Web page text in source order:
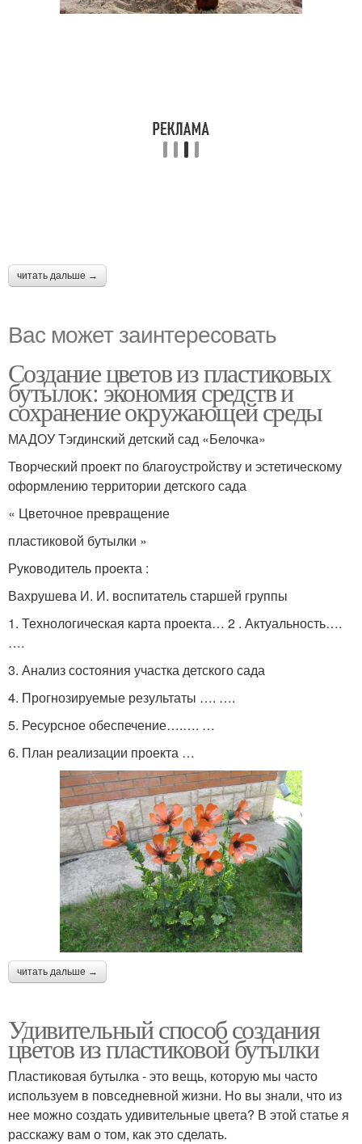
читать дальше →
Вас может заинтересовать
Создание цветов из пластиковых
бутылок: экономия средств и
сохранение окружающей среды
МАДОУ Тэгдинский детский сад «Белочка»
Творческий проект по благоустройству и эстетическому
оформлению территории детского сада
« Цветочное превращение
пластиковой бутылки »
Руководитель проекта :
Вахрушева И. И. воспитатель старшей группы
1. Технологическая карта проекта… 2 . Актуальность….
….
3. Анализ состояния участка детского сада
4. Прогнозируемые результаты …. ….
5. Ресурсное обеспечение….…. …
6. План реализации проекта …
читать дальше →
Удивительный способ создания
цветов из пластиковой бутылки
Пластиковая бутылка - это вещь, которую мы часто
используем в повседневной жизни. Но вы знали, что из
нее можно создать удивительные цвета? В этой статье я
расскажу вам о том, как это сделать.